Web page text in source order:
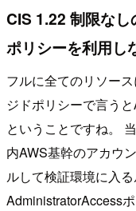
CIS 1.22 制限な
ポリシーを利用し
フルに全てのリソー
ジドポリシーで言う
ということですね。
内AWS基幹のアカウ
ルして検証環境に入
AdministratorAccess